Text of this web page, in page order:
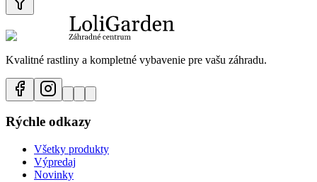
Kvalitné rastliny a kompletné vybavenie pre vašu záhradu.
Rýchle odkazy
Všetky produkty
Výpredaj
Novinky